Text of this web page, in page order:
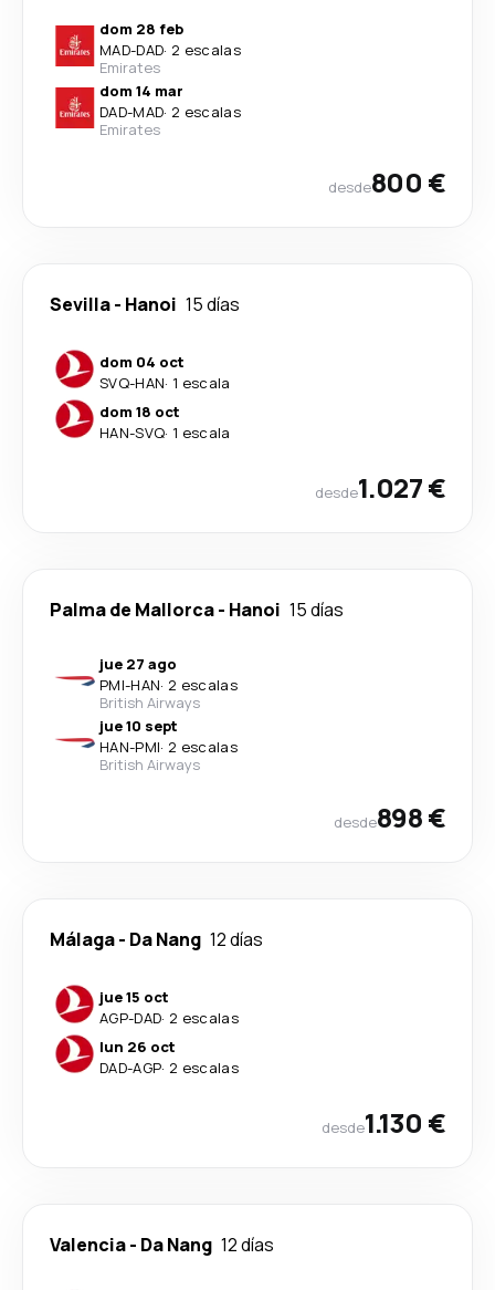
dom 28 feb
MAD-DAD· 2 escalas
Emirates
dom 14 mar
DAD-MAD· 2 escalas
Emirates
desde800 €
Sevilla- Hanoi 15 días
dom 04 oct
SVQ-HAN· 1 escala
dom 18 oct
HAN-SVQ· 1 escala
desde1.027 €
Palma de Mallorca- Hanoi 15 días
jue 27 ago
PMI-HAN· 2 escalas
British Airways
jue 10 sept
HAN-PMI· 2 escalas
British Airways
desde898 €
Málaga- Da Nang 12 días
jue 15 oct
AGP-DAD· 2 escalas
lun 26 oct
DAD-AGP· 2 escalas
desde1.130 €
Valencia- Da Nang 12 días